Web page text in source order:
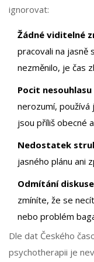
ignorovat:
Žádné viditelné
pracovali na jasně
nezměnilo, je čas
Pocit
nerozumí,
jsou příliš obecné
Nedostatek
jasného plánu ani
Odmítání
zmíníte, že se
nebo problém
Dle dat Českého
psychotherapii je